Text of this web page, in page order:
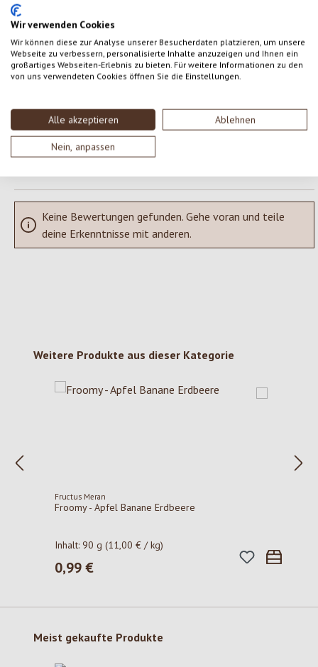
Wir verwenden Cookies
Wir können diese zur Analyse unserer Besucherdaten platzieren, um unsere
Webseite zu verbessern, personalisierte Inhalte anzuzeigen und Ihnen ein
großartiges Webseiten-Erlebnis zu bieten. Für weitere Informationen zu den
von uns verwendeten Cookies öffnen Sie die Einstellungen.
Alle akzeptieren Ablehnen
Nein, anpassen
0 von 0 Bewertungen
Durchschnittliche Bewertung von 0 von 5 Sternen
Gib eine Bewertung ab!
Teile deine Erfahrungen mit dem Produkt mit anderen Kunden.
SCHREIBE EINE BEWERTUNG
Bewertungen nur in der aktuellen Sprache anzeigen.
Keine Bewertungen gefunden. Gehe voran und teile
deine Erkenntnisse mit anderen.
Produktgalerie überspringen
Weitere Produkte aus dieser Kategorie
Fructus Meran
Froomy - Apfel Banane Erdbeere
Inhalt: 90 g(11,00 € / kg)
Regulärer Preis:
0,99 €
Produktgalerie überspringen
Meist gekaufte Produkte